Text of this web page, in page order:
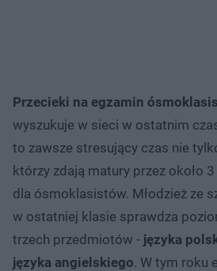
Przecieki na egzamin
wyszukuje w sieci w ostatnim
to zawsze stresujący czas nie
którzy zdają matury przez około
dla ósmoklasistów. Młodzież ze
w ostatniej klasie sprawdza
trzech przedmiotów - języka
języka angielskiego. W tym roku